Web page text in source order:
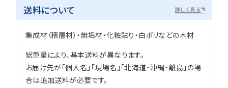
送料について 詳しく見る
集成材（積層材）・無垢材・化粧貼り・白ポリなどの木材
総重量により、基本送料が異なります。
お届け先が「個人名」「現場名」「北海道・沖縄・離島」の場
合は追加送料が必要です。